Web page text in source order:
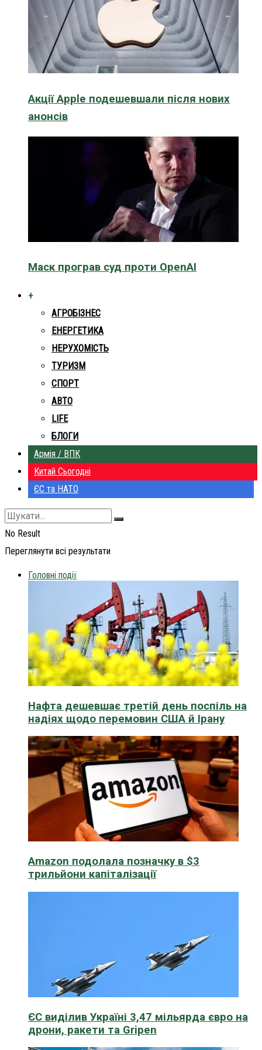
Акції Apple подешевшали після нових
анонсів
Маск програв суд проти OpenAI
+
АГРОБІЗНЕС
ЕНЕРГЕТИКА
НЕРУХОМІСТЬ
ТУРИЗМ
СПОРТ
АВТО
LIFE
БЛОГИ
Армія / ВПК
Китай Сьогодні
ЄС та НАТО
No Result
Переглянути всі результати
Головні події
Нафта дешевшає третій день поспіль на
надіях щодо перемовин США й Ірану
Amazon подолала позначку в $3
трильйони капіталізації
ЄС виділив Україні 3,47 мільярда євро на
дрони, ракети та Gripen